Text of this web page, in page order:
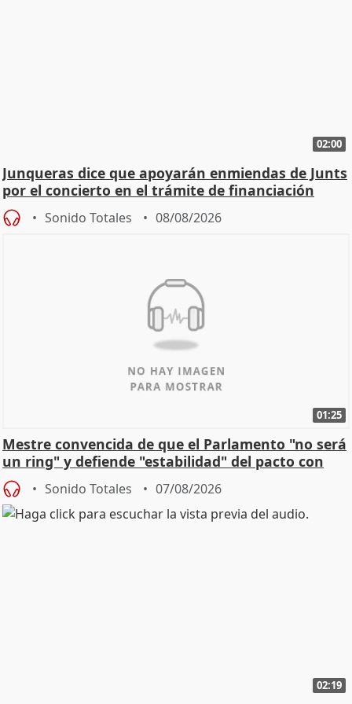
02:00
Junqueras dice que apoyarán enmiendas de Junts
por el concierto en el trámite de financiación
Sonido Totales 08/08/2026
01:25
Mestre convencida de que el Parlamento "no será
un ring" y defiende "estabilidad" del pacto con
Vox
Sonido Totales 07/08/2026
02:19